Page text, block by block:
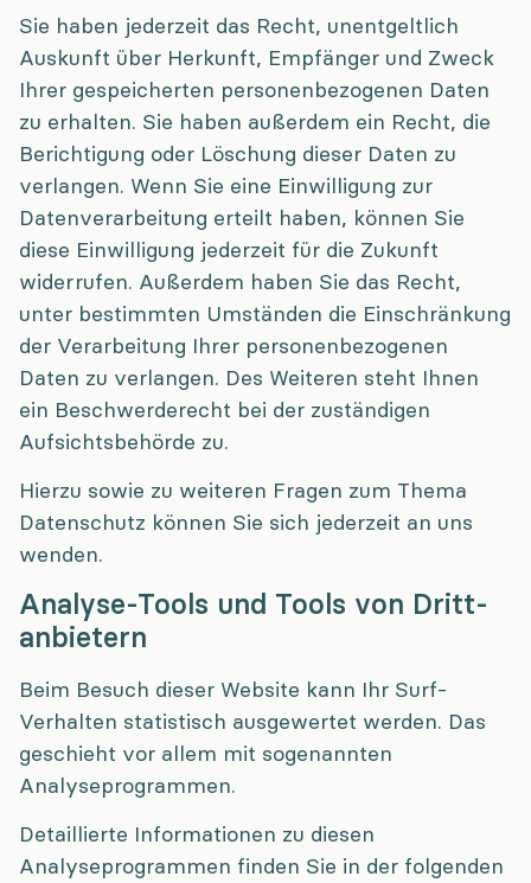
Sie haben jederzeit das Recht, unentgeltlich
Auskunft über Herkunft, Empfänger und Zweck
Ihrer gespeicherten personenbezogenen Daten
zu erhalten. Sie haben außerdem ein Recht, die
Berichtigung oder Löschung dieser Daten zu
verlangen. Wenn Sie eine Einwilligung zur
Datenverarbeitung erteilt haben, können Sie
diese Einwilligung jederzeit für die Zukunft
widerrufen. Außerdem haben Sie das Recht,
unter bestimmten Umständen die Einschränkung
der Verarbeitung Ihrer personenbezogenen
Daten zu verlangen. Des Weiteren steht Ihnen
ein Beschwerderecht bei der zuständigen
Aufsichtsbehörde zu.
Hierzu sowie zu weiteren Fragen zum Thema
Datenschutz können Sie sich jederzeit an uns
wenden.
Analyse-Tools und Tools von Dritt­
anbietern
Beim Besuch dieser Website kann Ihr Surf-
Verhalten statistisch ausgewertet werden. Das
geschieht vor allem mit sogenannten
Analyseprogrammen.
Detaillierte Informationen zu diesen
Analyseprogrammen finden Sie in der folgenden